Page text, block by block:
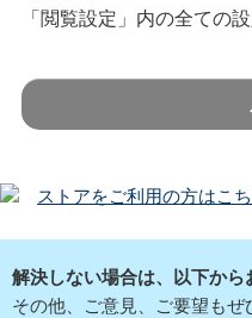
「閲覧設定」内の全ての
ストアをご利用の方はこ
解決しない場合は、以下から
その他、ご意見、ご要望もぜ